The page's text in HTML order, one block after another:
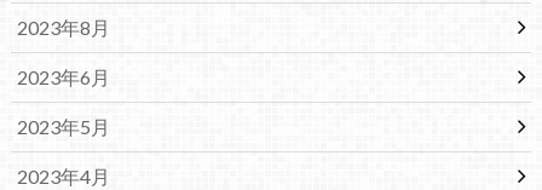
2023年8月
2023年6月
2023年5月
2023年4月